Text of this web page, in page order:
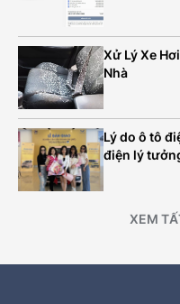
Xử Lý Xe
Nhà
Lý do ô tô
điện lý
XEM